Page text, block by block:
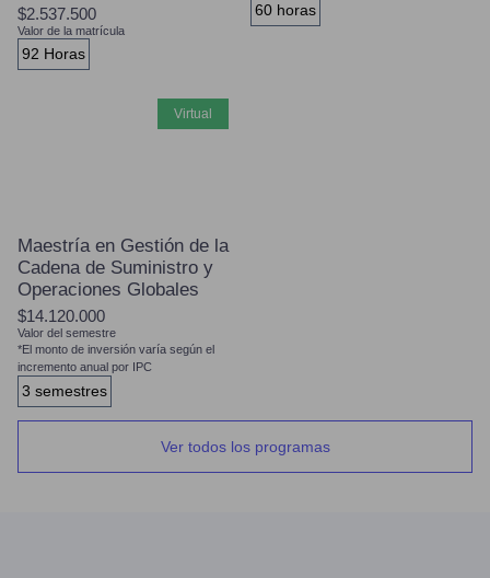
$2.537.500
Valor de la matrícula
92 Horas
60 horas
virtual
Maestría en Gestión de la
Cadena de Suministro y
Operaciones Globales
$14.120.000
Valor del semestre
*El monto de inversión varía según el
incremento anual por IPC
3 semestres
Ver todos los programas